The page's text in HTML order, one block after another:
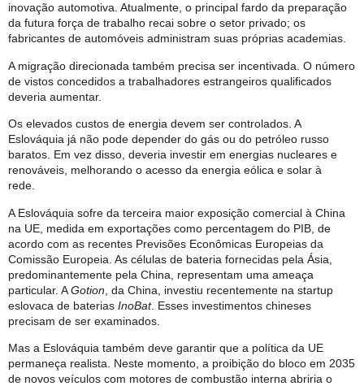
inovação automotiva. Atualmente, o principal fardo da preparação
da futura força de trabalho recai sobre o setor privado; os
fabricantes de automóveis administram suas próprias academias.
A migração direcionada também precisa ser incentivada. O número
de vistos concedidos a trabalhadores estrangeiros qualificados
deveria aumentar.
Os elevados custos de energia devem ser controlados. A
Eslováquia já não pode depender do gás ou do petróleo russo
baratos. Em vez disso, deveria investir em energias nucleares e
renováveis, melhorando o acesso da energia eólica e solar à
rede.
A Eslováquia sofre da terceira maior exposição comercial à China
na UE, medida em exportações como percentagem do PIB, de
acordo com as recentes Previsões Econômicas Europeias da
Comissão Europeia. As células de bateria fornecidas pela Ásia,
predominantemente pela China, representam uma ameaça
particular. AGotion , da China, investiu recentemente na startup
eslovaca de baterias InoBat. Esses investimentos chineses
precisam de ser examinados.
Mas a Eslováquia também deve garantir que a política da UE
permaneça realista. Neste momento, a proibição do bloco em 2035
de novos veículos com motores de combustão interna abriria o